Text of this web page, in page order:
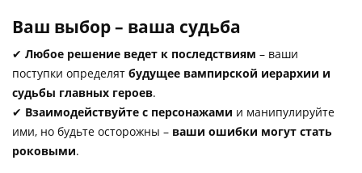
Ваш выбор – ваша судьба
✔ Любое решение ведет к последствиям – ваши
поступки определят будущее вампирской иерархии и
судьбы главных героев.
✔ Взаимодействуйте с персонажами и манипулируйте
ими, но будьте осторожны – ваши ошибки могут стать
роковыми.